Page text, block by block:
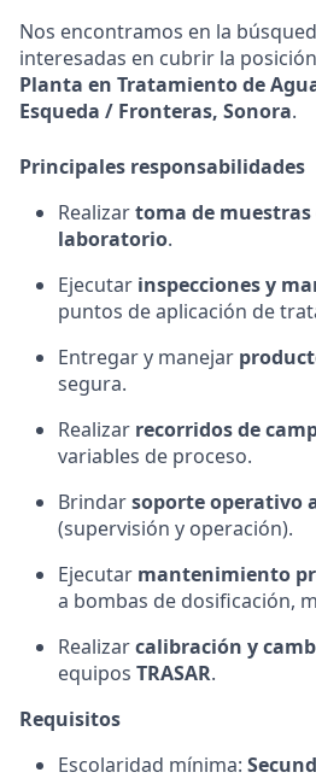
Nos encontramos en la
interesadas en cubrir la
Planta en Tratamiento de
Esqueda / Fronteras, Sonora.
Principales responsabilidades
Realizartoma de muestras
laboratorio.
Ejecutar inspecciones y
puntos de aplicación de
Entregar y manejar
segura.
Realizar recorridos de
variables de proceso.
Brindarsoporte operativo
(supervisión y operación).
Ejecutar mantenimiento
a bombas de dosificación,
Realizarcalibración y
equipos TRASAR.
Requisitos
Escolaridad mínima: